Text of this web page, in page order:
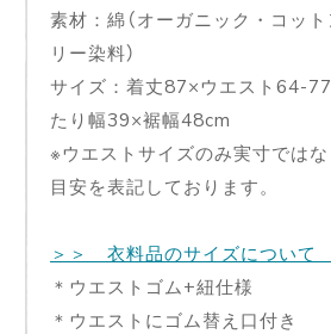
素材：綿（オーガニック・コット
リー染料）
サイズ：着丈87×ウエスト64-
たり幅39×裾幅48cm
※ウエストサイズのみ実寸では
目安を表記しております。
＞＞ 衣料品のサイズについて
＊ウエストゴム+紐仕様
＊ウエストにゴム替え口付き